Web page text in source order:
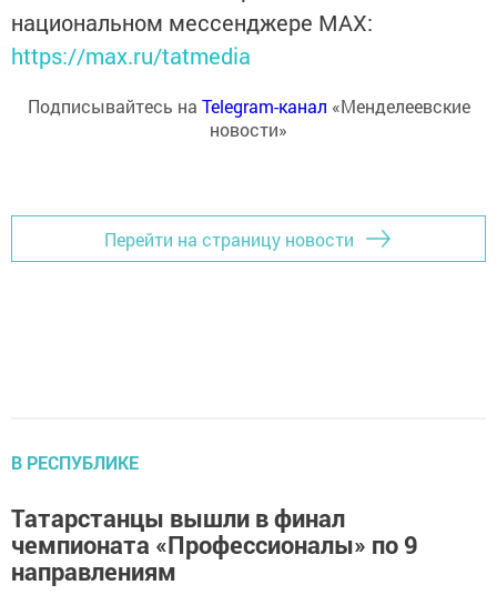
национальном мессенджере MАХ:
https://max.ru/tatmedia
Подписывайтесь на Telegram-канал «Менделеевские
новости»
Перейти на страницу новости
В РЕСПУБЛИКЕ
Татарстанцы вышли в финал
чемпионата «Профессионалы» по 9
направлениям